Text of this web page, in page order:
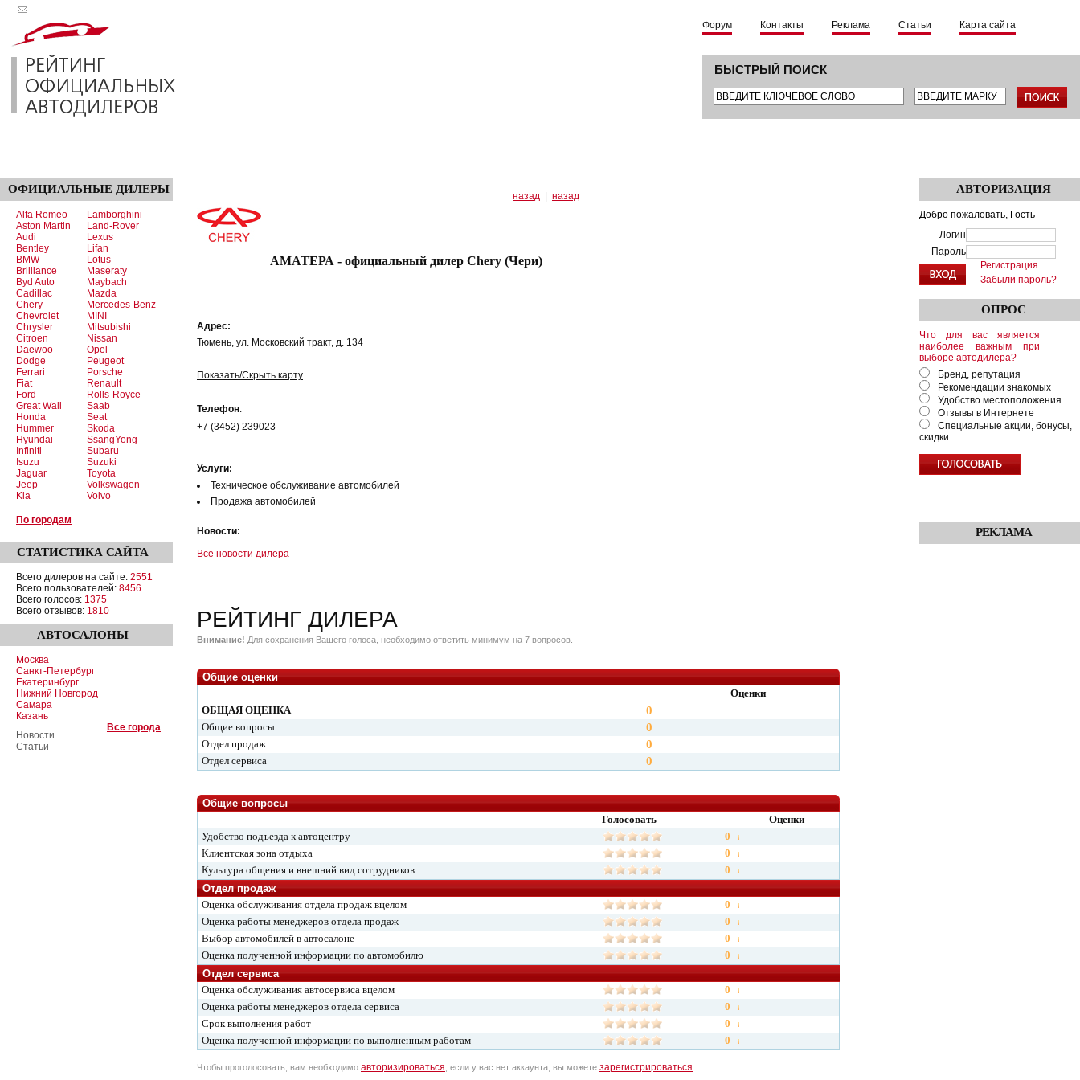
Форум Контакты Реклама Статьи Карта сайта
БЫСТРЫЙ ПОИСК
ОФИЦИАЛЬНЫЕ ДИЛЕРЫ
Alfa Romeo
Aston Martin
Audi
Bentley
BMW
Brilliance
Byd Auto
Cadillac
Chery
Chevrolet
Chrysler
Citroen
Daewoo
Dodge
Ferrari
Fiat
Ford
Great Wall
Honda
Hummer
Hyundai
Infiniti
Isuzu
Jaguar
Jeep
Kia
Lamborghini
Land-Rover
Lexus
Lifan
Lotus
Maseraty
Maybach
Mazda
Mercedes-Benz
MINI
Mitsubishi
Nissan
Opel
Peugeot
Porsche
Renault
Rolls-Royce
Saab
Seat
Skoda
SsangYong
Subaru
Suzuki
Toyota
Volkswagen
Volvo
По городам
СТАТИСТИКА САЙТА
Всего дилеров на сайте: 2551
Всего пользователей: 8456
Всего голосов: 1375
Всего отзывов: 1810
АВТОСАЛОНЫ
Москва
Санкт-Петербург
Екатеринбург
Нижний Новгород
Самара
Казань
Все города
Новости
Статьи
АВТОРИЗАЦИЯ
Добро пожаловать, Гость
Логин
Пароль
Регистрация
Забыли пароль?
ОПРОС
Что для вас является
наиболее важным при
выборе автодилера?
Бренд, репутация
Рекомендации знакомых
Удобство местоположения
Отзывы в Интернете
Специальные акции, бонусы,
скидки
РЕКЛАМА
назад назад
АМАТЕРА - официальный дилер Chery (Чери)
Адрес:
Тюмень, ул. Московский тракт, д. 134
Показать/Скрыть карту
Телефон:
+7 (3452) 239023
Услуги:
Техническое обслуживание автомобилей
Продажа автомобилей
Новости:
Все новости дилера
РЕЙТИНГ ДИЛЕРА
Внимание! Для сохранения Вашего голоса, необходимо ответить минимум на 7 вопросов.
Общие оценки
Оценки
ОБЩАЯ ОЦЕНКА
0
Общие вопросы 0
Отдел продаж 0
Отдел сервиса 0
Общие вопросы
Голосовать
Оценки
Удобство подъезда к автоцентру
0
Клиентская зона отдыха
0
Культура общения и внешний вид сотрудников
0
Отдел продаж
Оценка обслуживания отдела продаж вцелом
0
Оценка работы менеджеров отдела продаж
0
Выбор автомобилей в автосалоне
0
Оценка полученной информации по автомобилю
0
Отдел сервиса
Оценка обслуживания автосервиса вцелом
0
Оценка работы менеджеров отдела сервиса
0
Срок выполнения работ
0
Оценка полученной информации по выполненным работам
0
Чтобы проголосовать, вам необходимо авторизироваться , если у вас нет аккаунта, вы можете зарегистрироваться